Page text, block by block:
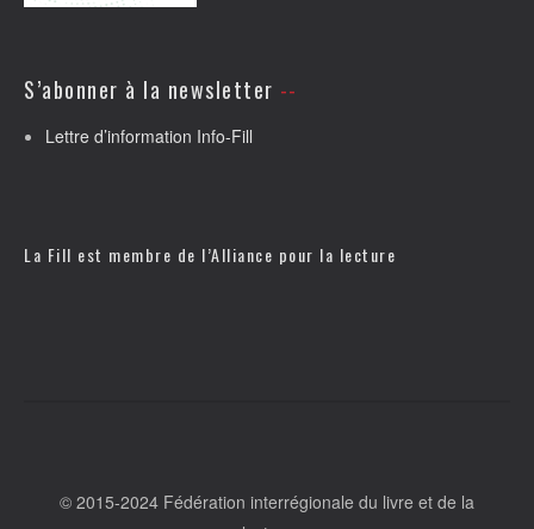
S’abonner à la newsletter
Lettre d’information Info-Fill
La Fill est membre de l’Alliance pour la lecture
© 2015-2024 Fédération interrégionale du livre et de la